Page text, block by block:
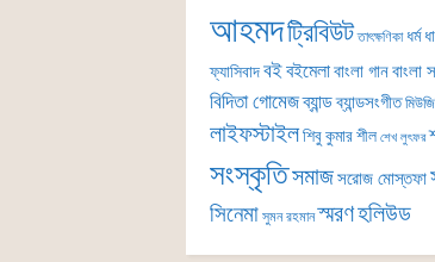
আহমদট্রিবিউট তাৎক্ষণিকা ধর্ম
ফ্যাসিবাদবইবইমেলাবাংলা গানবাংলা
বিদিতা গোমেজব্যান্ডব্যান্ডসংগীত
লাইফস্টাইলশিবু কুমার শীল শেখ লুৎফর
সংস্কৃতিসমাজসরোজ মোস্তফা
সিনেমা সুমন রহমান স্মরণহলিউড